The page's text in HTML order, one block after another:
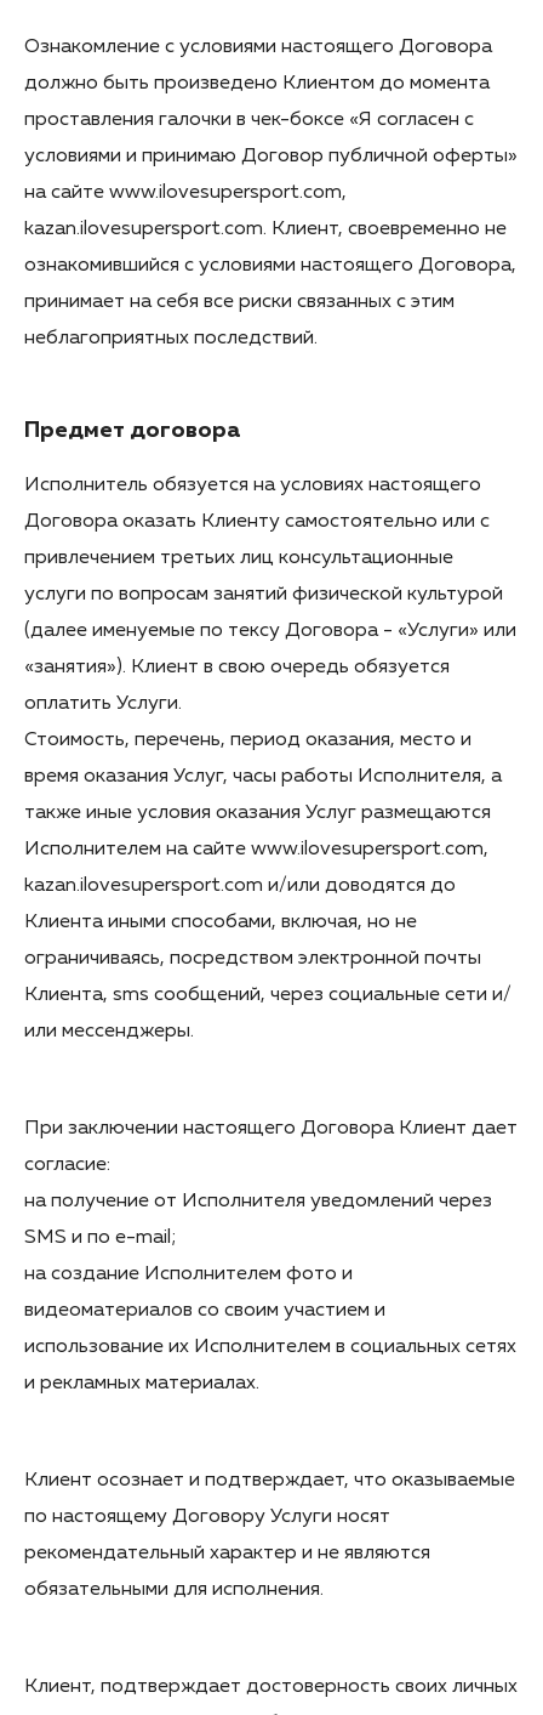
Ознакомление с условиями настоящего Договора
должно быть произведено Клиентом до момента
проставления галочки в чек-боксе «Я согласен с
условиями и принимаю Договор публичной оферты»
на сайте www.ilovesupersport.com,
kazan.ilovesupersport.com. Клиент, своевременно не
ознакомившийся с условиями настоящего Договора,
принимает на себя все риски связанных с этим
неблагоприятных последствий.
Предмет договора
Исполнитель обязуется на условиях настоящего
Договора оказать Клиенту самостоятельно или с
привлечением третьих лиц консультационные
услуги по вопросам занятий физической культурой
(далее именуемые по тексу Договора - «Услуги» или
«занятия»). Клиент в свою очередь обязуется
оплатить Услуги.
Стоимость, перечень, период оказания, место и
время оказания Услуг, часы работы Исполнителя, а
также иные условия оказания Услуг размещаются
Исполнителем на сайте www.ilovesupersport.com,
kazan.ilovesupersport.com и/или доводятся до
Клиента иными способами, включая, но не
ограничиваясь, посредством электронной почты
Клиента, sms cообщений, через социальные сети и/
или мессенджеры.
При заключении настоящего Договора Клиент дает
согласие:
на получение от Исполнителя уведомлений через
SMS и по e-mail;
на создание Исполнителем фото и
видеоматериалов со своим участием и
использование их Исполнителем в социальных сетях
и рекламных материалах.
Клиент осознает и подтверждает, что оказываемые
по настоящему Договору Услуги носят
рекомендательный характер и не являются
обязательными для исполнения.
Клиент, подтверждает достоверность своих личных